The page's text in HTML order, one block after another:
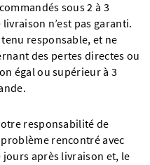
sous 2 à 3
n’est pas garanti.
responsable, et ne
des pertes directes ou
égal ou supérieur à 3
responsabilité de
rencontré avec
après livraison et, le